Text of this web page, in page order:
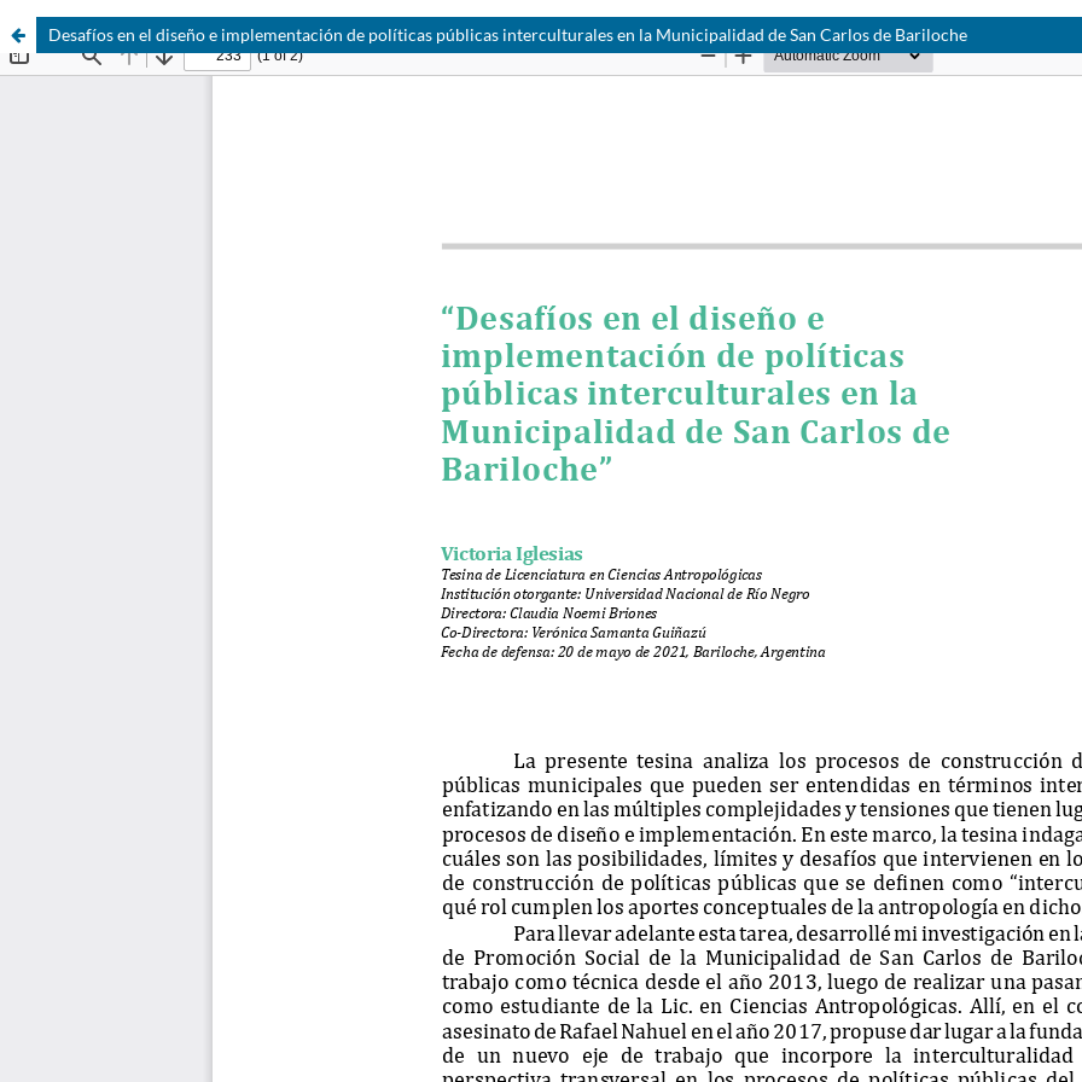
Desafíos en el diseño e implementación de políticas públicas interculturales en la Municipalidad de San Carlos de Bariloche